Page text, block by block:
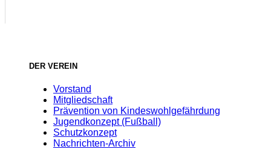
DER VEREIN
Vorstand
Mitgliedschaft
Prävention von Kindeswohlgefährdung
Jugendkonzept (Fußball)
Schutzkonzept
Nachrichten-Archiv